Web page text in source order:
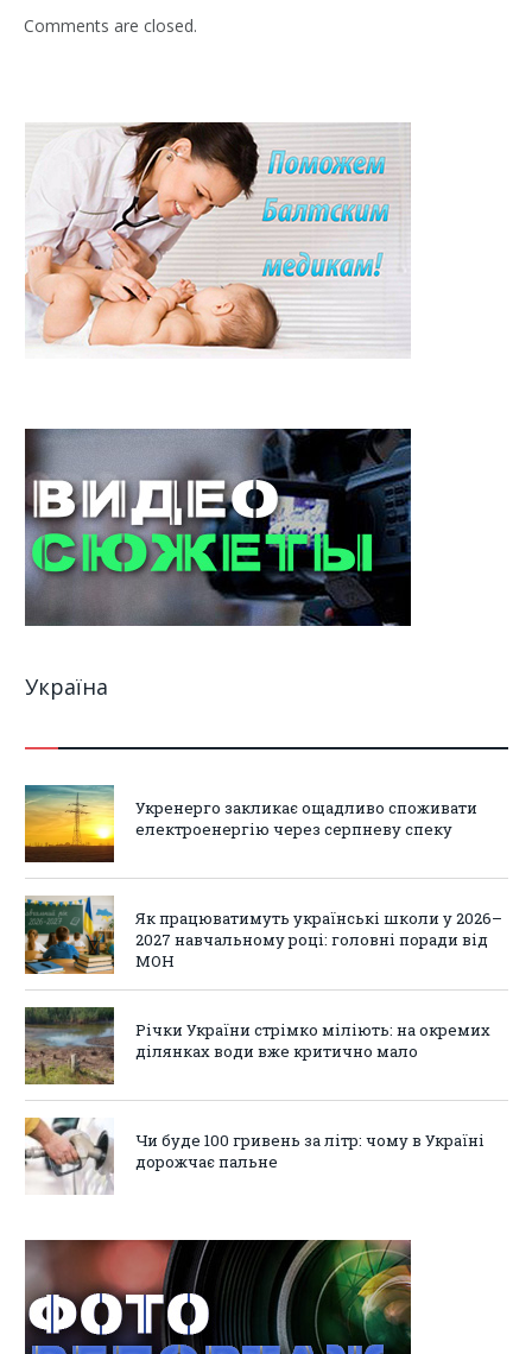
Comments are closed.
Україна
Укренерго закликає ощадливо споживати
електроенергію через серпневу спеку
Як працюватимуть українські школи у 2026–
2027 навчальному році: головні поради від
МОН
Річки України стрімко міліють: на окремих
ділянках води вже критично мало
Чи буде 100 гривень за літр: чому в Україні
дорожчає пальне